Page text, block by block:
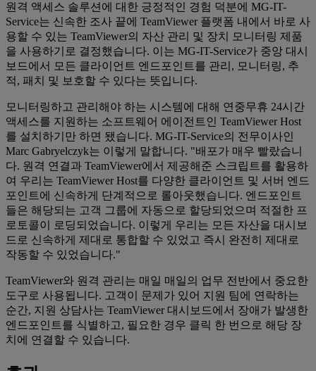
원격 액세스 솔루션에 대한 긍정적인 경험 덕분에 MG-IT-
Service는 신속한 조사 끝에 TeamViewer 플랫폼 내에서 바로 사
용할 수 있는 TeamViewer의 자산 관리 및 장치 모니터링 제품
을 사용하기로 결정했습니다. 이는 MG-IT-Service가 중앙 대시
보드에서 모든 클라이언트 엔드포인트를 관리, 모니터링, 추
적, 패치 및 보호할 수 있다는 뜻입니다.
모니터링하고 관리해야 하는 시스템에 대해 연중무휴 24시간
액세스를 지원하는 소프트웨어 에이전트인 TeamViewer Host
를 설치하기만 하면 됐습니다. MG-IT-Service의 전무이사인
Marc Gabryelczyk는 이렇게 말합니다. "배포가 매우 빨랐습니
다. 원격 연결과 TeamViewer에서 제공해준 스크립트를 활용하
여 우리는 TeamViewer Host를 다양한 클라이언트 및 서버 엔드
포인트에 신속하게 단계적으로 롤아웃했습니다. 엔드포인트
들은 해당되는 고객 그룹에 자동으로 할당되었으며 적절한 프
로토콜이 로딩되었습니다. 이렇게 우리는 모든 자산을 대시보
드로 신속하게 제대로 통합할 수 있었고 즉시 완전히 제대로
작동할 수 있었습니다."
TeamViewer와 원격 관리는 매일 매일의 업무 전반에서 중요한
도구로 사용됩니다. 고객이 문제가 있어 지원 팀에 연락하는
순간, 지원 상담사는 TeamViewer 대시보드에서 장애가 발생한
엔드포인트를 식별하고, 필요한 경우 클릭 한 번으로 해당 장
치에 연결할 수 있습니다.